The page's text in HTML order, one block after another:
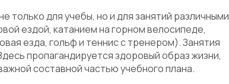
для учебы, но и для занятий различными
ездой, катанием на горном велосипеде,
езда, гольф и теннис с тренером). Занятия
пропагандируется здоровый образ жизни,
составной частью учебного плана.